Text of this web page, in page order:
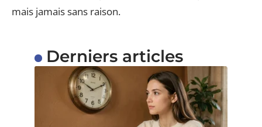
mais jamais sans raison.
Derniers articles